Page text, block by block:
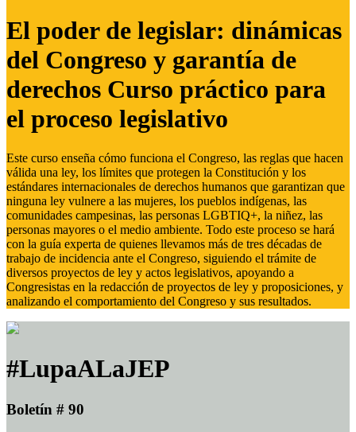
El poder de legislar: dinámicas
del Congreso y garantía de
derechos Curso práctico para
el proceso legislativo
Este curso enseña cómo funciona el Congreso, las reglas que hacen
válida una ley, los límites que protegen la Constitución y los
estándares internacionales de derechos humanos que garantizan que
ninguna ley vulnere a las mujeres, los pueblos indígenas, las
comunidades campesinas, las personas LGBTIQ+, la niñez, las
personas mayores o el medio ambiente. Todo este proceso se hará
con la guía experta de quienes llevamos más de tres décadas de
trabajo de incidencia ante el Congreso, siguiendo el trámite de
diversos proyectos de ley y actos legislativos, apoyando a
Congresistas en la redacción de proyectos de ley y proposiciones, y
analizando el comportamiento del Congreso y sus resultados.
#LupaALaJEP
Boletín # 90